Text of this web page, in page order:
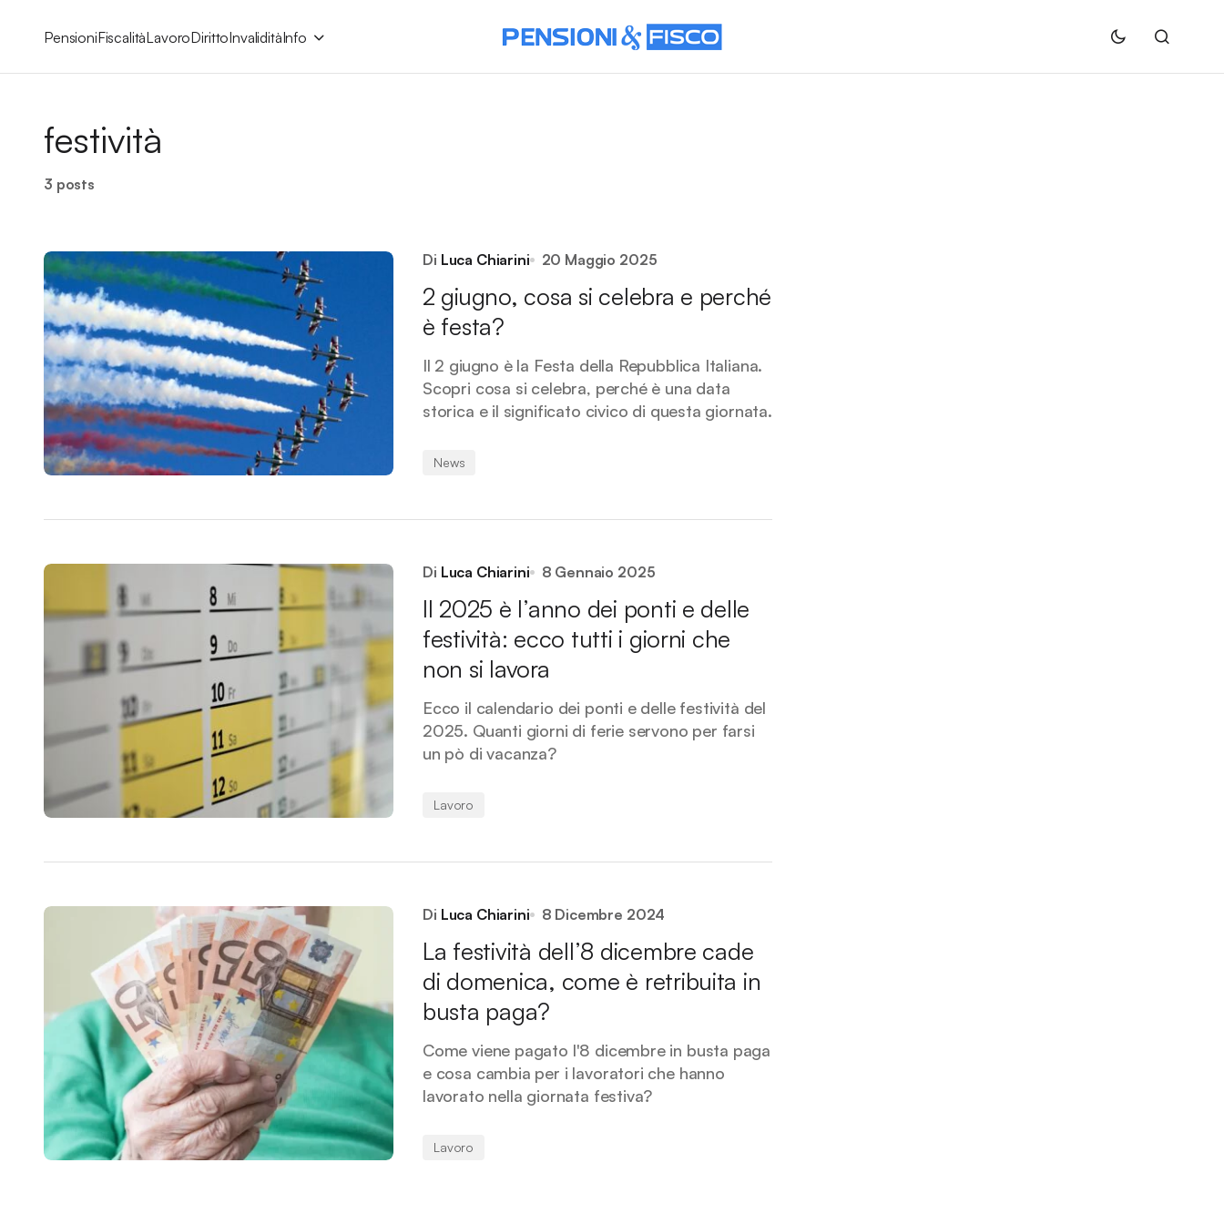
PensioniFiscalitàLavoroDirittoInvaliditàInfo
festività
3 posts
Di Luca Chiarini 20 Maggio 2025
2 giugno, cosa si celebra e perché
è festa?
Il 2 giugno è la Festa della Repubblica Italiana.
Scopri cosa si celebra, perché è una data
storica e il significato civico di questa giornata.
News
Di Luca Chiarini 8 Gennaio 2025
Il 2025 è l’anno dei ponti e delle
festività: ecco tutti i giorni che
non si lavora
Ecco il calendario dei ponti e delle festività del
2025. Quanti giorni di ferie servono per farsi
un pò di vacanza?
Lavoro
Di Luca Chiarini 8 Dicembre 2024
La festività dell’8 dicembre cade
di domenica, come è retribuita in
busta paga?
Come viene pagato l'8 dicembre in busta paga
e cosa cambia per i lavoratori che hanno
lavorato nella giornata festiva?
Lavoro